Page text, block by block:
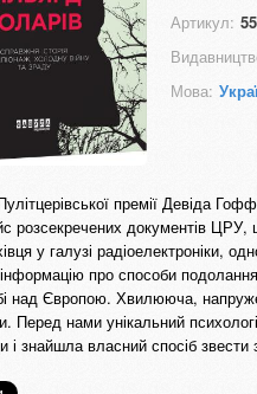
Артикул:
Мова:
премії Девіда
розсекречених документів
у галузі радіоелектроніки,
про способи
над Європою. Хвилююча,
Перед нами унікальний
і знайшла власний спосіб